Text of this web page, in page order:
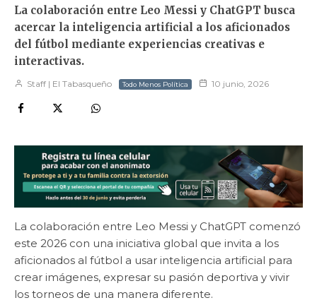
La colaboración entre Leo Messi y ChatGPT busca
acercar la inteligencia artificial a los aficionados
del fútbol mediante experiencias creativas e
interactivas.
Staff | El Tabasqueño Todo Menos Política 10 junio, 2026
La colaboración entre Leo Messi y ChatGPT comenzó
este 2026 con una iniciativa global que invita a los
aficionados al fútbol a usar inteligencia artificial para
crear imágenes, expresar su pasión deportiva y vivir
los torneos de una manera diferente.